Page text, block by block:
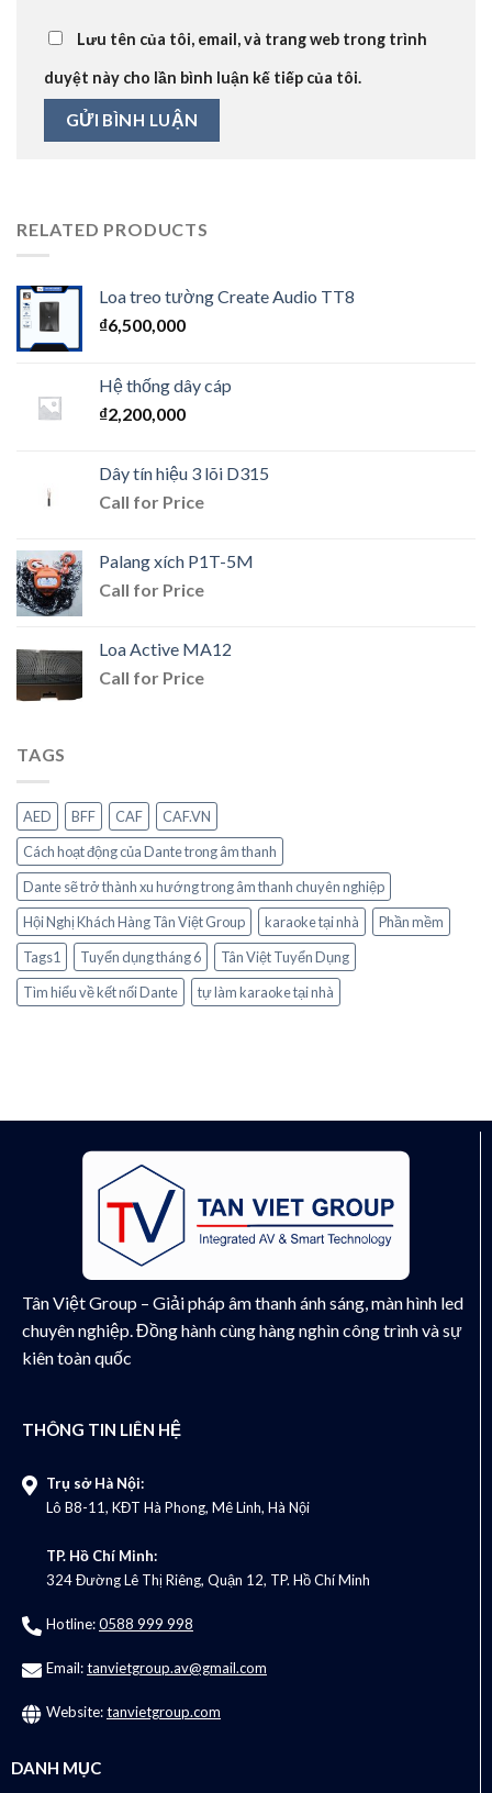
Lưu tên của tôi, email, và trang web trong trình
duyệt này cho lần bình luận kế tiếp của tôi.
RELATED PRODUCTS
Loa treo tường Create Audio TT8
₫6,500,000
Hệ thống dây cáp
₫2,200,000
Dây tín hiệu 3 lõi D315
Call for Price
Palang xích P1T-5M
Call for Price
Loa Active MA12
Call for Price
TAGS
AED BFF CAF
CAF.VN
Cách hoạt động của Dante trong âm thanh
Dante sẽ trở thành xu hướng trong âm thanh chuyên nghiệp
Hội Nghị Khách Hàng Tân Việt Group
karaoke tại nhà
Phần mềm
Tags1
Tuyển dụng tháng 6
Tân Việt Tuyển Dụng
Tìm hiểu về kết nối Dante
tự làm karaoke tại nhà
Tân Việt Group – Giải pháp âm thanh ánh sáng, màn hình led
chuyên nghiệp. Đồng hành cùng hàng nghìn công trình và sự
kiên toàn quốc
THÔNG TIN LIÊN HỆ
Trụ sở Hà Nội:
Lô B8-11, KĐT Hà Phong, Mê Linh, Hà Nội
TP. Hồ Chí Minh:
324 Đường Lê Thị Riêng, Quận 12, TP. Hồ Chí Minh
Hotline:0588 999 998
Email:tanvietgroup.av@gmail.com
Website:tanvietgroup.com
DANH MỤC